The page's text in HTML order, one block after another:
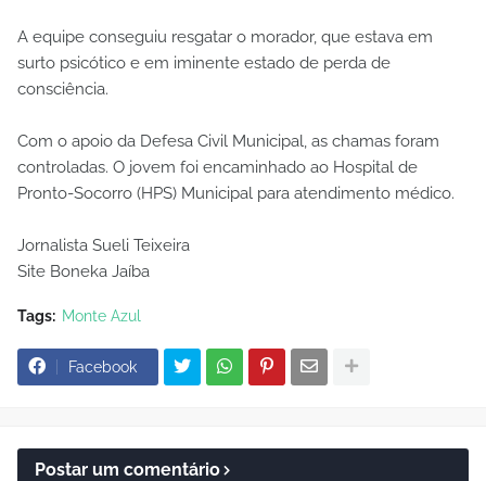
A equipe conseguiu resgatar o morador, que estava em
surto psicótico e em iminente estado de perda de
consciência.
Com o apoio da Defesa Civil Municipal, as chamas foram
controladas. O jovem foi encaminhado ao Hospital de
Pronto-Socorro (HPS) Municipal para atendimento médico.
Jornalista Sueli Teixeira
Site Boneka Jaíba
Tags: Monte Azul
Facebook
Postar um comentário